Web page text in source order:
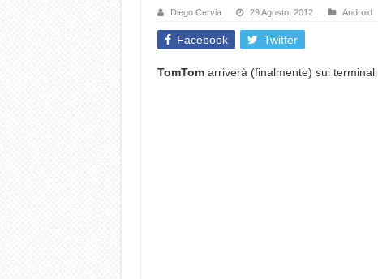
Diego Cervia 29 Agosto, 2012 Android
Facebook Twitter
TomTomarriverà (finalmente) sui terminali